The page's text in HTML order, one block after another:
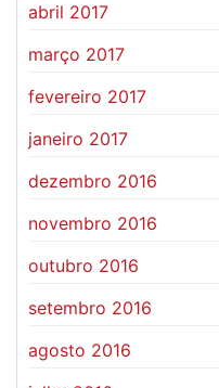
abril 2017
março 2017
fevereiro 2017
janeiro 2017
dezembro 2016
novembro 2016
outubro 2016
setembro 2016
agosto 2016